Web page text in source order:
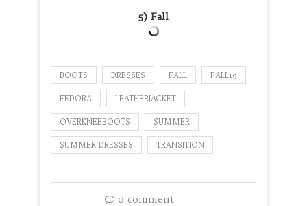
5) Fall
BOOTS DRESSES FALL FALL19
FEDORA LEATHERJACKET
OVERKNEEBOOTS SUMMER
SUMMER DRESSES TRANSITION
0 comment